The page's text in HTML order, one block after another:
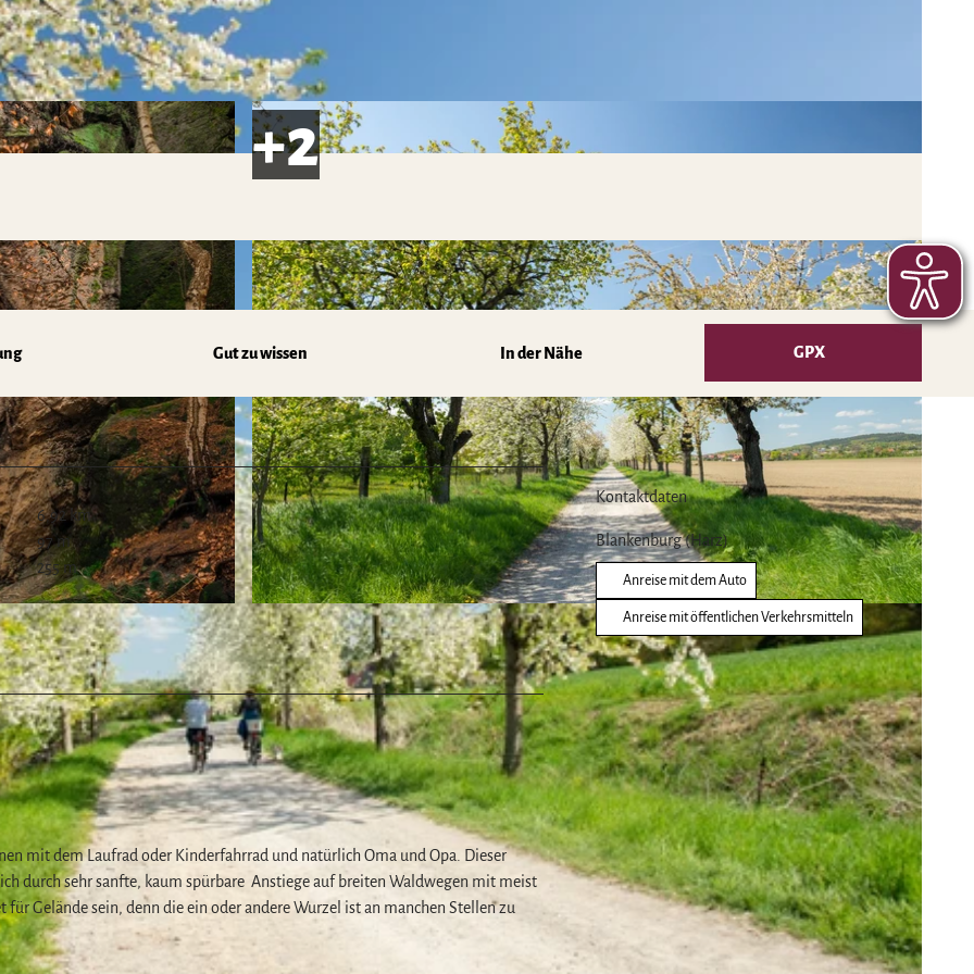
© Touristinformation Blankenburg, Harz: Magische Gebirgswelt
Gut zu wissen In der Nähe GPX
6,92 km
97 m
255 m
mit dem Laufrad oder Kinderfahrrad und natürlich Oma und Opa. Dieser
durch sehr sanfte, kaum spürbare Anstiege auf breiten Waldwegen mit meist
Gelände sein, denn die ein oder andere Wurzel ist an manchen Stellen zu
Kontaktdaten
Blankenburg (Harz)
Anreise mit dem Auto
Anreise mit öffentlichen Verkehrsmitteln